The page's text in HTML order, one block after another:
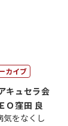
カイブ
キュセラ会
Ｏ窪田 良
気をなくし